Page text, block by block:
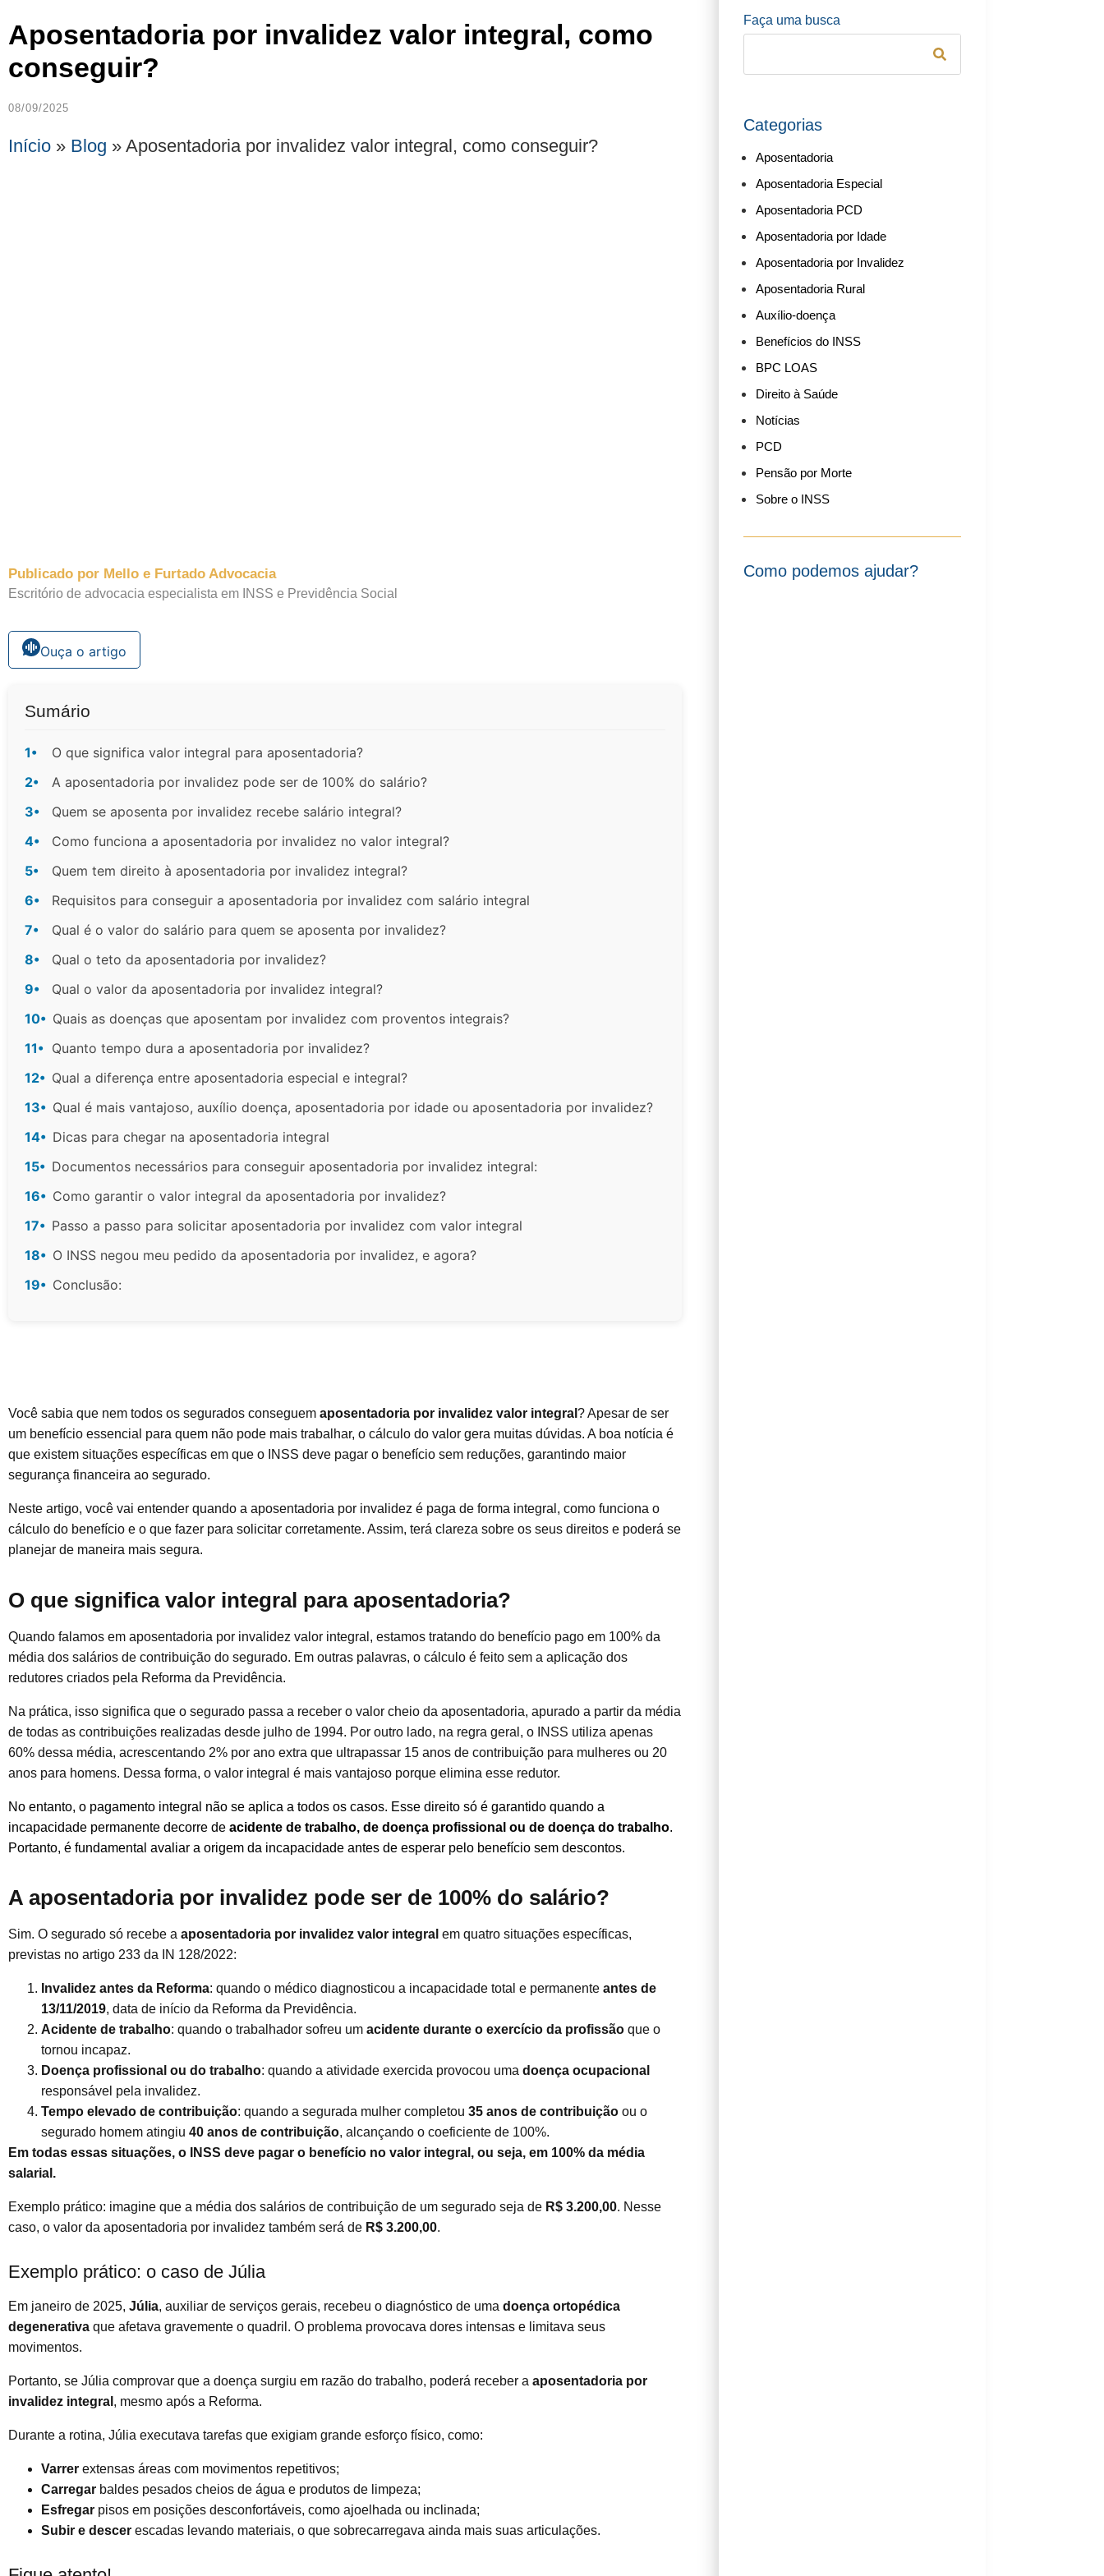
Aposentadoria por invalidez valor integral, como
conseguir?
08/09/2025
Início » Blog » Aposentadoria por invalidez valor integral, como conseguir?
Publicado por Mello e Furtado Advocacia
Escritório de advocacia especialista em INSS e Previdência Social
Ouça o artigo
Sumário
1•
O que significa valor integral para aposentadoria?
2•
A aposentadoria por invalidez pode ser de 100% do salário?
3•
Quem se aposenta por invalidez recebe salário integral?
4•
Como funciona a aposentadoria por invalidez no valor integral?
5•
Quem tem direito à aposentadoria por invalidez integral?
6•
Requisitos para conseguir a aposentadoria por invalidez com salário integral
7•
Qual é o valor do salário para quem se aposenta por invalidez?
8•
Qual o teto da aposentadoria por invalidez?
9•
Qual o valor da aposentadoria por invalidez integral?
10• Quais as doenças que aposentam por invalidez com proventos integrais?
11• Quanto tempo dura a aposentadoria por invalidez?
12• Qual a diferença entre aposentadoria especial e integral?
13• Qual é mais vantajoso, auxílio doença, aposentadoria por idade ou aposentadoria por invalidez?
14• Dicas para chegar na aposentadoria integral
15• Documentos necessários para conseguir aposentadoria por invalidez integral:
16• Como garantir o valor integral da aposentadoria por invalidez?
17• Passo a passo para solicitar aposentadoria por invalidez com valor integral
18• O INSS negou meu pedido da aposentadoria por invalidez, e agora?
19• Conclusão:
Você sabia que nem todos os segurados conseguem aposentadoria por invalidez valor integral ? Apesar de ser
um benefício essencial para quem não pode mais trabalhar, o cálculo do valor gera muitas dúvidas. A boa notícia é
que existem situações específicas em que o INSS deve pagar o benefício sem reduções, garantindo maior
segurança financeira ao segurado.
Neste artigo, você vai entender quando a aposentadoria por invalidez é paga de forma integral, como funciona o
cálculo do benefício e o que fazer para solicitar corretamente. Assim, terá clareza sobre os seus direitos e poderá se
planejar de maneira mais segura.
O que significa valor integral para aposentadoria?
Quando falamos em aposentadoria por invalidez valor integral, estamos tratando do benefício pago em 100% da
média dos salários de contribuição do segurado. Em outras palavras, o cálculo é feito sem a aplicação dos
redutores criados pela Reforma da Previdência.
Na prática, isso significa que o segurado passa a receber o valor cheio da aposentadoria, apurado a partir da média
de todas as contribuições realizadas desde julho de 1994. Por outro lado, na regra geral, o INSS utiliza apenas
60% dessa média, acrescentando 2% por ano extra que ultrapassar 15 anos de contribuição para mulheres ou 20
anos para homens. Dessa forma, o valor integral é mais vantajoso porque elimina esse redutor.
No entanto, o pagamento integral não se aplica a todos os casos. Esse direito só é garantido quando a
incapacidade permanente decorre de acidente de trabalho, de doença profissional ou de doença do trabalho.
Portanto, é fundamental avaliar a origem da incapacidade antes de esperar pelo benefício sem descontos.
A aposentadoria por invalidez pode ser de 100% do salário?
Sim. O segurado só recebe a aposentadoria por invalidez valor integral em quatro situações específicas,
previstas no artigo 233 da IN 128/2022:
Invalidez antes da Reforma: quando o médico diagnosticou a incapacidade total e permanente antes de
13/11/2019, data de início da Reforma da Previdência.
Acidente de trabalho: quando o trabalhador sofreu um acidente durante o exercício da profissão que o
tornou incapaz.
Doença profissional ou do trabalho: quando a atividade exercida provocou uma doença ocupacional
responsável pela invalidez.
Tempo elevado de contribuição: quando a segurada mulher completou 35 anos de contribuição ou o
segurado homem atingiu 40 anos de contribuição, alcançando o coeficiente de 100%.
Em todas essas situações, o INSS deve pagar o benefício no valor integral, ou seja, em 100% da média
salarial.
Exemplo prático: imagine que a média dos salários de contribuição de um segurado seja de R$ 3.200,00. Nesse
caso, o valor da aposentadoria por invalidez também será de R$ 3.200,00.
Exemplo prático: o caso de Júlia
Em janeiro de 2025, Júlia, auxiliar de serviços gerais, recebeu o diagnóstico de uma doença ortopédica
degenerativa que afetava gravemente o quadril. O problema provocava dores intensas e limitava seus
movimentos.
Portanto, se Júlia comprovar que a doença surgiu em razão do trabalho, poderá receber a aposentadoria por
invalidez integral , mesmo após a Reforma.
Durante a rotina, Júlia executava tarefas que exigiam grande esforço físico, como:
Varrer extensas áreas com movimentos repetitivos;
Carregar baldes pesados cheios de água e produtos de limpeza;
Esfregar pisos em posições desconfortáveis, como ajoelhada ou inclinada;
Subir e descer escadas levando materiais, o que sobrecarregava ainda mais suas articulações.
Faça uma busca
Categorias
Aposentadoria
Aposentadoria Especial
Aposentadoria PCD
Aposentadoria por Idade
Aposentadoria por Invalidez
Aposentadoria Rural
Auxílio-doença
Benefícios do INSS
BPC LOAS
Direito à Saúde
Notícias
PCD
Pensão por Morte
Sobre o INSS
Como podemos ajudar?